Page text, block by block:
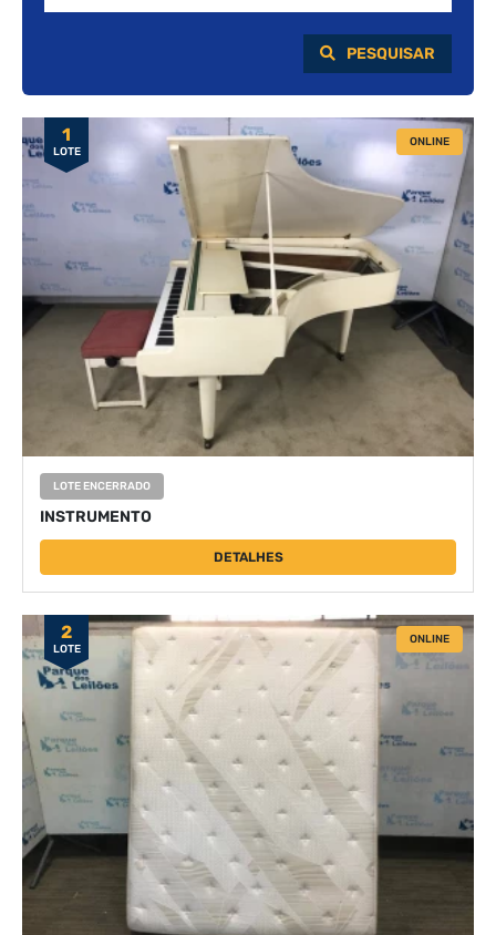
PESQUISAR
1
LOTE
ONLINE
LOTE ENCERRADO
INSTRUMENTO
DETALHES
2
LOTE
ONLINE